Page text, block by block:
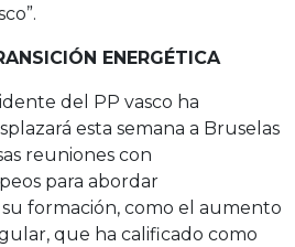
ENERGÉTICA
del PP vasco ha
esta semana a Bruselas
reuniones con
para abordar
su formación, como el aumento
que ha calificado como